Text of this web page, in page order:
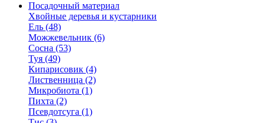
Посадочный материал
Хвойные деревья и кустарники
Ель (48)
Можжевельник (6)
Сосна (53)
Туя (49)
Кипарисовик (4)
Лиственница (2)
Микробиота (1)
Пихта (2)
Псевдотсуга (1)